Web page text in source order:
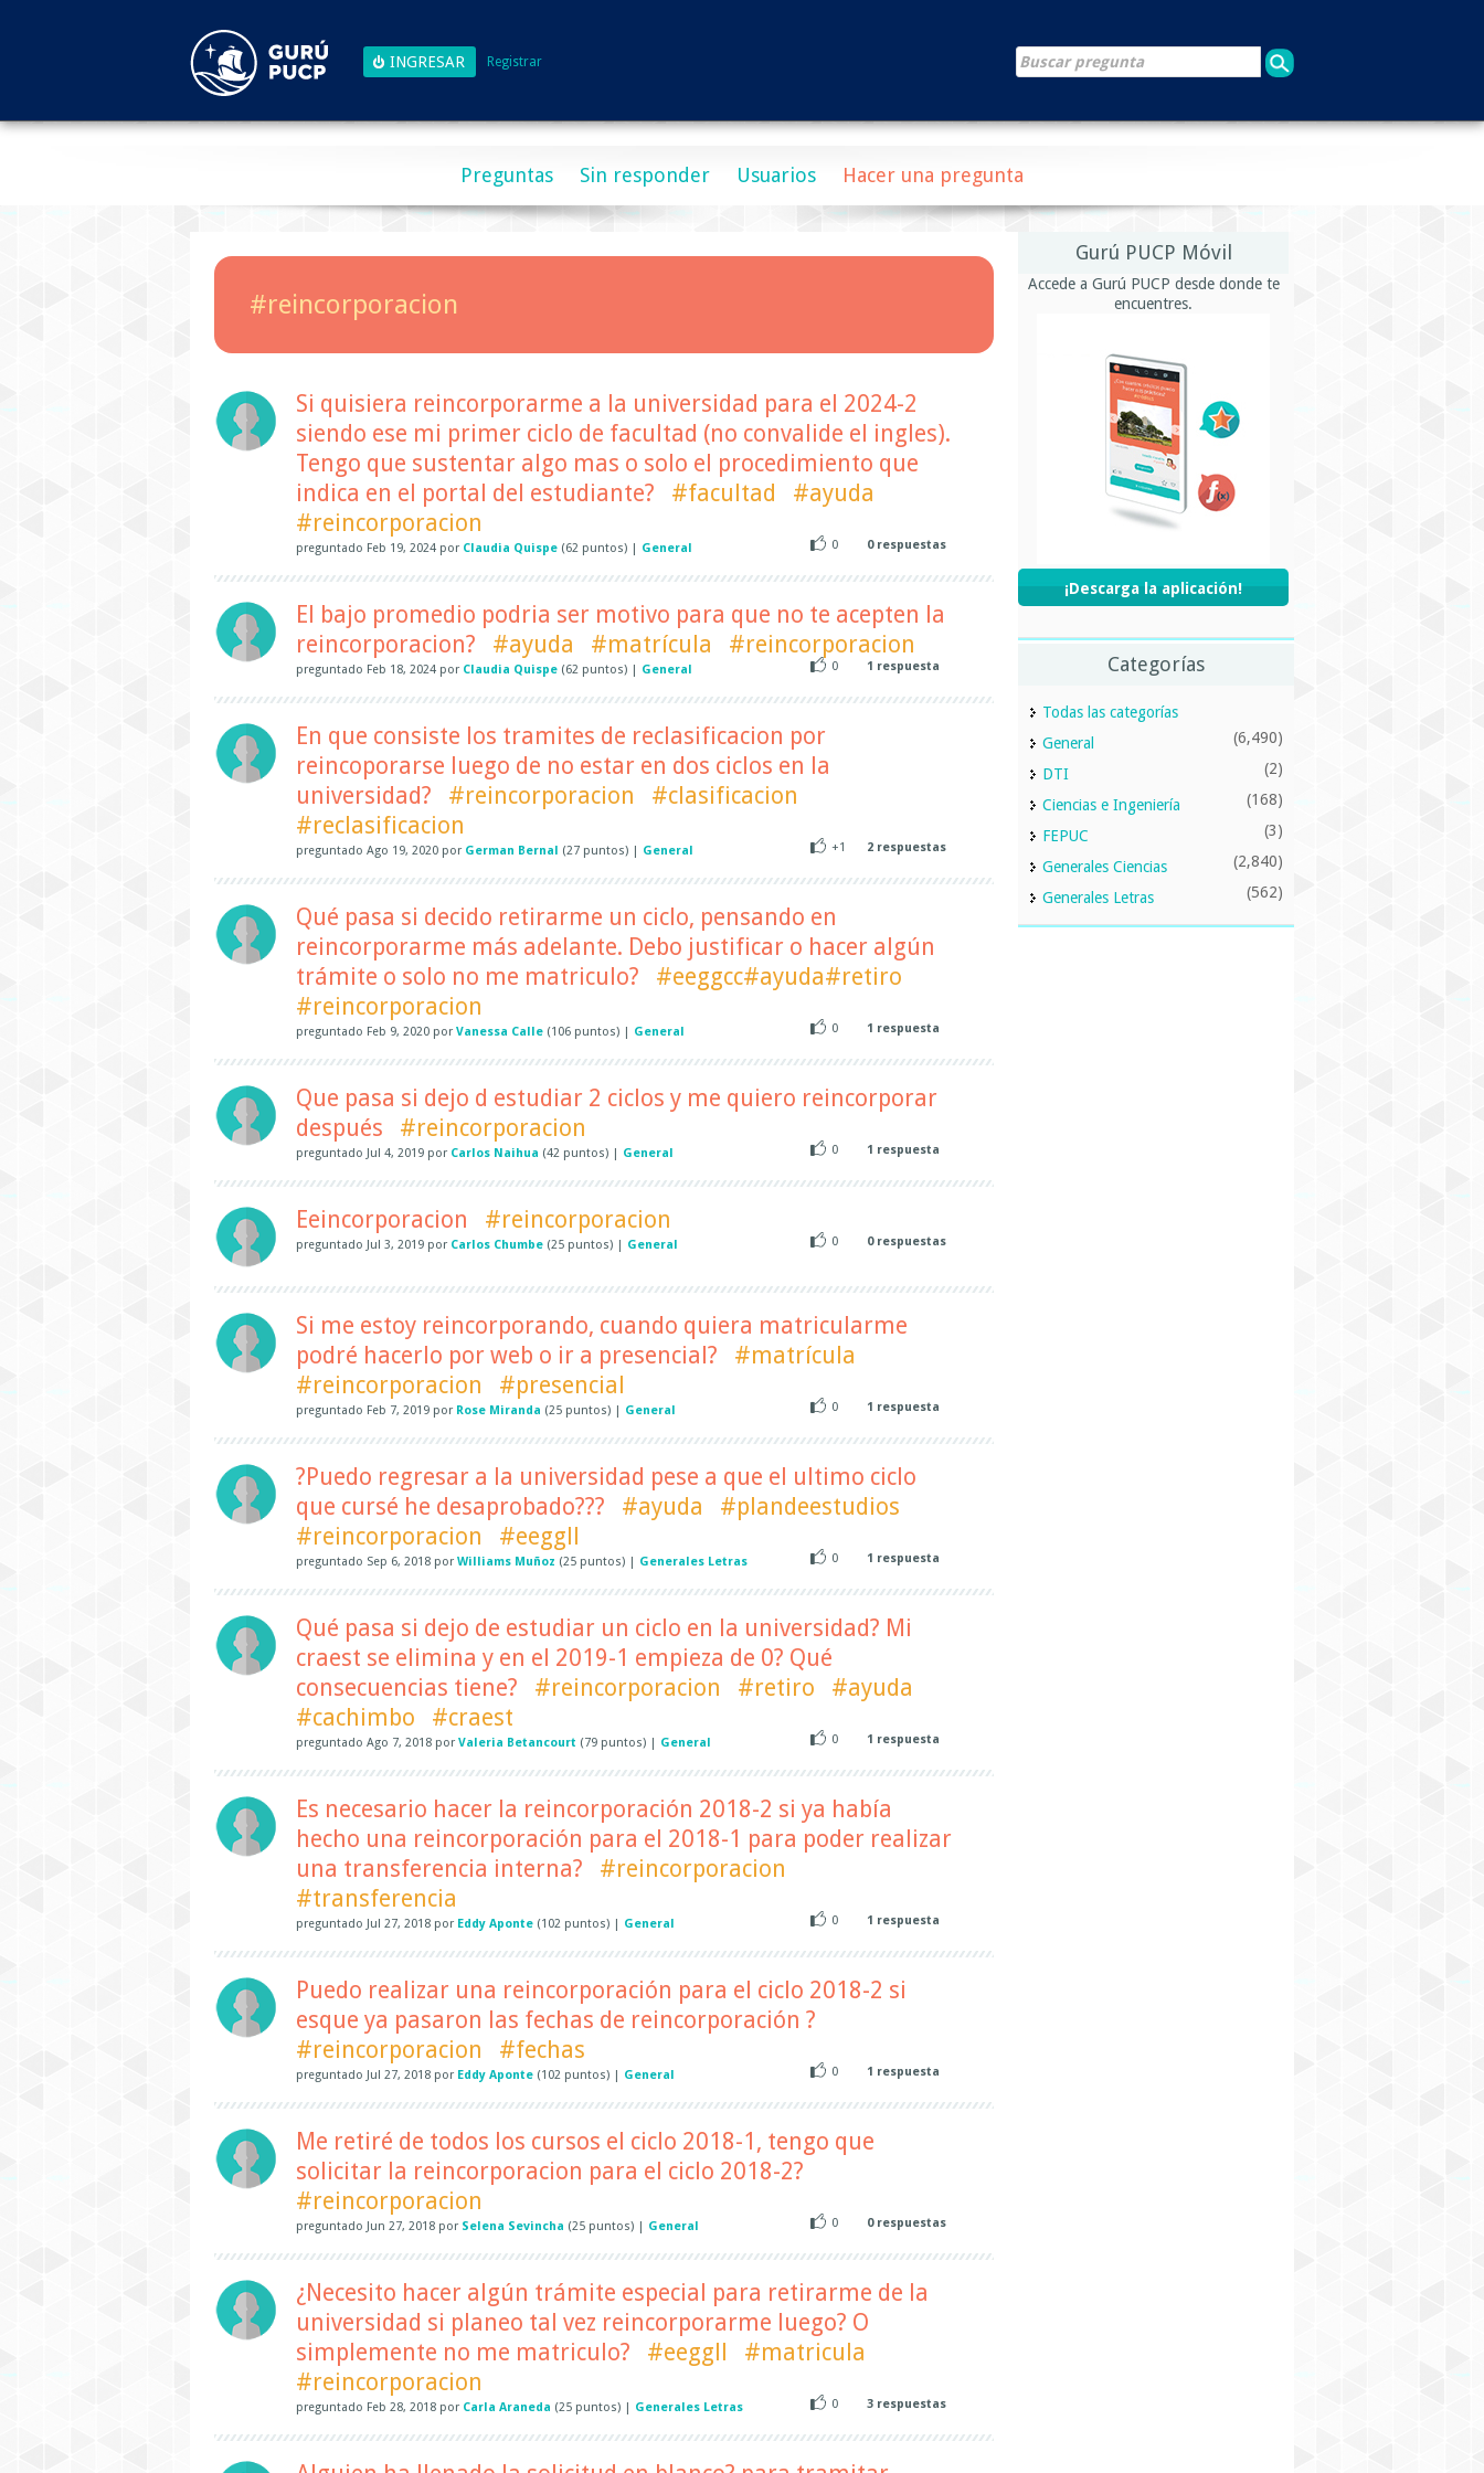
Registrar
Preguntas Sin responder Usuarios Hacer una pregunta
#reincorporacion
Si quisiera reincorporarme a la universidad para el 2024-2
siendo ese mi primer ciclo de facultad (no convalide el ingles).
Tengo que sustentar algo mas o solo el procedimiento que
indica en el portal del estudiante?
#facultad
#ayuda
#reincorporacion
preguntado Feb 19, 2024 por Claudia Quispe (62 puntos) General 0 0respuestas
El bajo promedio podria ser motivo para que no te acepten la
reincorporacion?
#ayuda #matrícula #reincorporacion
preguntado Feb 18, 2024 por Claudia Quispe (62 puntos) General 0 1 respuesta
En que consiste los tramites de reclasificacion por
reincoporarse luego de no estar en dos ciclos en la
universidad?
#reincorporacion
#clasificacion
#reclasificacion
preguntado Ago 19, 2020 por German Bernal (27 puntos) General +1 2 respuestas
Qué pasa si decido retirarme un ciclo, pensando en
reincorporarme más adelante. Debo justificar o hacer algún
trámite o solo no me matriculo?
#eeggcc#ayuda#retiro
#reincorporacion
preguntado Feb 9, 2020 por Vanessa Calle (106 puntos) General 0 1 respuesta
Que pasa si dejo d estudiar 2 ciclos y me quiero reincorporar
después
#reincorporacion
preguntado Jul 4, 2019 por Carlos Naihua (42 puntos) General 0 1 respuesta
Eeincorporacion #reincorporacion
preguntado Jul 3, 2019 por Carlos Chumbe (25 puntos) General 0 0respuestas
Si me estoy reincorporando, cuando quiera matricularme
podré hacerlo por web o ir a presencial?
#matrícula
#reincorporacion
#presencial
preguntado Feb 7, 2019 por Rose Miranda (25 puntos) General 0 1 respuesta
?Puedo regresar a la universidad pese a que el ultimo ciclo
que cursé he desaprobado???
#ayuda
#plandeestudios
#reincorporacion
#eeggll
preguntado Sep 6, 2018 por Williams Muñoz (25 puntos) Generales Letras 0 1 respuesta
Qué pasa si dejo de estudiar un ciclo en la universidad? Mi
craest se elimina y en el 2019-1 empieza de 0? Qué
consecuencias tiene?
#reincorporacion #retiro
#ayuda
#cachimbo
#craest
preguntado Ago 7, 2018 por Valeria Betancourt (79 puntos) General 0 1 respuesta
Es necesario hacer la reincorporación 2018-2 si ya había
hecho una reincorporación para el 2018-1 para poder realizar
una transferencia interna?
#reincorporacion
#transferencia
preguntado Jul 27, 2018 por Eddy Aponte (102 puntos) General 0 1 respuesta
Puedo realizar una reincorporación para el ciclo 2018-2 si
esque ya pasaron las fechas de reincorporación ?
#reincorporacion
#fechas
preguntado Jul 27, 2018 por Eddy Aponte (102 puntos) General 0 1 respuesta
Me retiré de todos los cursos el ciclo 2018-1, tengo que
solicitar la reincorporacion para el ciclo 2018-2?
#reincorporacion
preguntado Jun 27, 2018 por Selena Sevincha (25 puntos) General 0 0respuestas
¿Necesito hacer algún trámite especial para retirarme de la
universidad si planeo tal vez reincorporarme luego? O
simplemente no me matriculo?
#eeggll
#matricula
#reincorporacion
preguntado Feb 28, 2018 por Carla Araneda (25 puntos) Generales Letras 0 3 respuestas
Gurú PUCP Móvil
Accede a Gurú PUCP desde donde te
encuentres.
¡Descarga la aplicación!
Categorías
Todas las categorías
General
(6,490)
DTI (2)
Ciencias e Ingeniería (168)
FEPUC (3)
Generales Ciencias (2,840)
Generales Letras (562)